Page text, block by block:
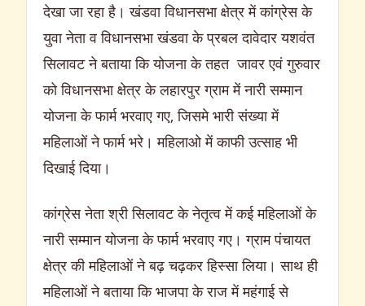
देखा जा रहा है। खंडवा विधानसभा क्षेत्र में कांग्रेस के
युवा नेता व विधानसभा खंडवा के प्रबल दावेदार यशवंत
सिलावट ने बताया कि योजना के तहत जावर एवं गुरुवार
को विधानसभा क्षेत्र के लहारपुर ग्राम में नारी सम्मान
योजना के फार्म भरवाए गए, जिसमे भारी संख्या में
महिलाओं ने फार्म भरे। महिलाओ में काफी उत्साह भी
दिखाई दिया।
कांग्रेस नेता श्री सिलावट के नेतृत्व में कई महिलाओं के
नारी सम्मान योजना के फार्म भरवाए गए। ग्राम पंचायत
क्षेत्र की महिलाओं ने बढ़ चढ़कर हिस्सा लिया। साथ ही
महिलाओं ने बताया कि भाजपा के राज में महंगाई से